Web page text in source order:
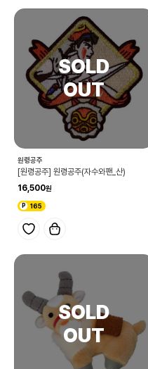
원령공주
[원령공주] 원령공주(자수와팬_산)
16,500
165